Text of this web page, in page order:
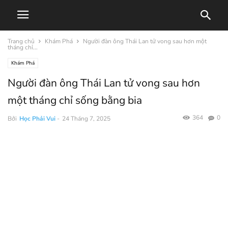
Trang chủ Khám Phá Người đàn ông Thái Lan tử vong sau hơn một
tháng chỉ...
Khám Phá
Người đàn ông Thái Lan tử vong sau hơn
một tháng chỉ sống bằng bia
Bởi Học Phải Vui - 24 Tháng 7, 2025 0
364